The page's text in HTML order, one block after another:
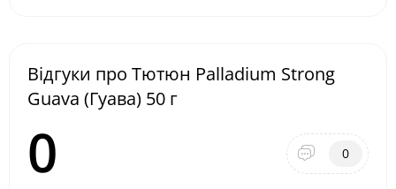
Відгуки про Тютюн Palladium Strong
Guava (Гуава) 50 г
0 0